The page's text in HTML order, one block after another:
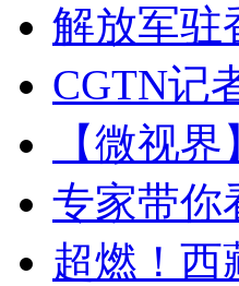
解放军驻
CGTN记
【微视
专家带你
超燃！西